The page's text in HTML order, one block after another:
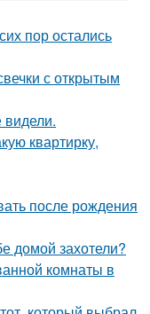
пор остались
с открытым
видели.
квартирку,
после рождения
домой захотели?
комнаты в